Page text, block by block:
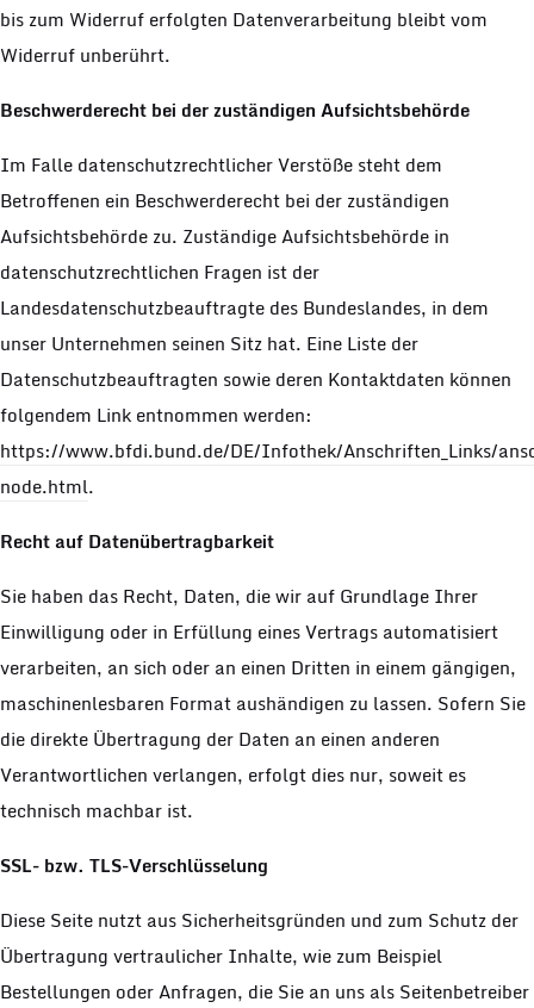
bis zum Widerruf erfolgten Datenverarbeitung bleibt vom
Widerruf unberührt.
Beschwerderecht bei der zuständigen Aufsichtsbehörde
Im Falle datenschutzrechtlicher Verstöße steht dem
Betroffenen ein Beschwerderecht bei der zuständigen
Aufsichtsbehörde zu. Zuständige Aufsichtsbehörde in
datenschutzrechtlichen Fragen ist der
Landesdatenschutzbeauftragte des Bundeslandes, in dem
unser Unternehmen seinen Sitz hat. Eine Liste der
Datenschutzbeauftragten sowie deren Kontaktdaten können
folgendem Link entnommen werden:
https://www.bfdi.bund.de/DE/Infothek/Anschriften_Links/
node.html.
Recht auf Datenübertragbarkeit
Sie haben das Recht, Daten, die wir auf Grundlage Ihrer
Einwilligung oder in Erfüllung eines Vertrags automatisiert
verarbeiten, an sich oder an einen Dritten in einem gängigen,
maschinenlesbaren Format aushändigen zu lassen. Sofern Sie
die direkte Übertragung der Daten an einen anderen
Verantwortlichen verlangen, erfolgt dies nur, soweit es
technisch machbar ist.
SSL- bzw. TLS-Verschlüsselung
Diese Seite nutzt aus Sicherheitsgründen und zum Schutz der
Übertragung vertraulicher Inhalte, wie zum Beispiel
Bestellungen oder Anfragen, die Sie an uns als Seitenbetreiber